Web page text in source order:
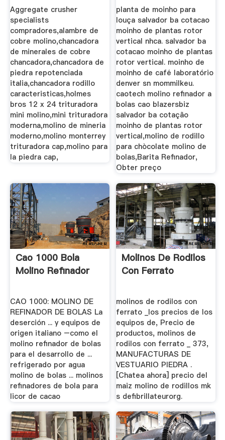
Aggregate crusher
specialists
compradores,alambre de
cobre molino,chancadora
de minerales de cobre
chancadora,chancadora de
piedra repotenciada
italia,chancadora rodillo
caracteristicas,holmes
bros 12 x 24 trituradora
mini molino,mini trituradora
moderna,molino de mineria
moderno,molino monterrey
trituradora cap,molino para
la piedra cap,
planta de moinho para
louça salvador ba cotacao
moinho de plantas rotor
vertical nhca. salvador ba
cotacao moinho de plantas
rotor vertical. moinho de
moinho de café laboratório
denver sn mommilkeu.
caotech molino refinador a
bolas cao blazersbiz
salvador ba cotação
moinho de plantas rotor
vertical,molino de rodillo
para chòcolate molino de
bolas,Barita Refinador,
Obter preço
Cao 1000 Bola
Molino Refinador
CAO 1000: MOLINO DE
REFINADOR DE BOLAS La
deserción ... y equipos de
origen italiano –como el
molino refinador de bolas
para el desarrollo de ...
refrigerado por agua
molino de bolas ... molinos
refinadores de bola para
licor de cacao
Molinos De Rodilos
Con Ferrato
molinos de rodilos con
ferrato _los precios de los
equipos de, Precio de
productos, molinos de
rodilos con ferrato _ 373,
MANUFACTURAS DE
VESTUARIO PIEDRA .
[Chatea ahora] precio del
maiz molino de rodillos mk
s defibrillateurorg.